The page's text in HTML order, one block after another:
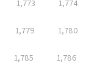
1,773 1,774
1,779 1,780
1,785 1,786